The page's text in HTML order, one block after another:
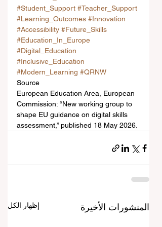
#Student_Support #Teacher_Support
#Learning_Outcomes #Innovation
#Accessibility #Future_Skills
#Education_In_Europe
#Digital_Education
#Inclusive_Education
#Modern_Learning #QRNW
Source
European Education Area, European
Commission: “New working group to
shape EU guidance on digital skills
assessment,” published 18 May 2026.
المنشورات الأخيرة إظهار الكل